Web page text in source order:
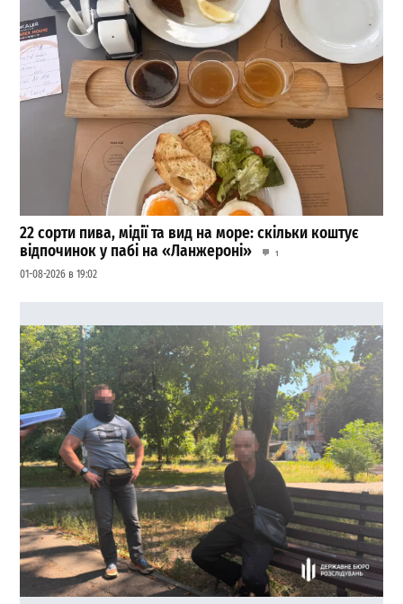
22 сорти пива, мідії та вид на море: скільки коштує
відпочинок у пабі на «Ланжероні»
1
01-08-2026 в 19:02